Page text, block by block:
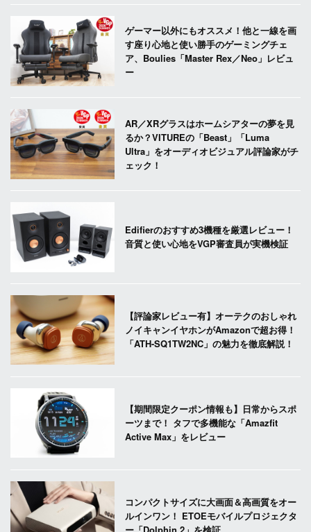
ゲーマー以外にもオススメ！他と一線を画
す座り心地と使い勝手のゲーミングチェ
ア、Boulies「Master Rex／Neo」レビュ
ー
AR／XRグラスはホームシアターの夢を見
るか？VITUREの「Beast」「Luma
Ultra」をオーディオビジュアル評論家がチ
ェック！
Edifierのおすすめ3機種を厳選レビュー！
音質と使い心地をVGP審査員が実機検証
【評論家レビュー有】オーテクのおしゃれ
ノイキャンイヤホンがAmazonで超お得！
「ATH-SQ1TW2NC」の魅力を徹底解説！
【期間限定クーポン情報も】日常からスポ
ーツまで！ タフで多機能な「Amazfit
Active Max」をレビュー
コンパクトサイズに大画面＆高画質をオー
ルインワン！ ETOEモバイルプロジェクタ